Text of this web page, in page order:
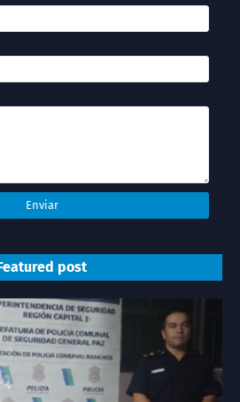
post